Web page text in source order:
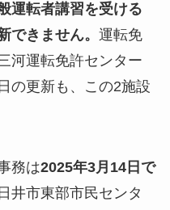
運転者講習を受ける
できません。 運転免
河運転免許センター
の更新も、この2施設
務は2025年3月14日で
井市東部市民センタ